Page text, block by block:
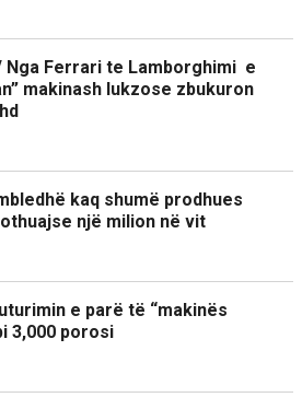
Nga Ferrari te Lamborghimi e
makinash lukzose zbukuron
kaq shumë prodhues
një milion në vit
e parë të “makinës
3,000 porosi